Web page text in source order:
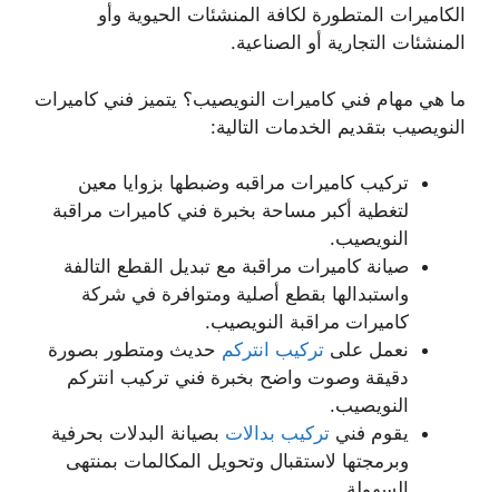
الكاميرات المتطورة لكافة المنشئات الحيوية وأو
المنشئات التجارية أو الصناعية.
ما هي مهام فني كاميرات النويصيب؟ يتميز فني كاميرات
النويصيب بتقديم الخدمات التالية:
تركيب كاميرات مراقبه وضبطها بزوايا معين
لتغطية أكبر مساحة بخبرة فني كاميرات مراقبة
النويصيب.
صيانة كاميرات مراقبة مع تبديل القطع التالفة
واستبدالها بقطع أصلية ومتوافرة في شركة
كاميرات مراقبة النويصيب.
نعمل على تركيب انتركم حديث ومتطور بصورة
دقيقة وصوت واضح بخبرة فني تركيب انتركم
النويصيب.
يقوم فني تركيب بدالات بصيانة البدلات بحرفية
وبرمجتها لاستقبال وتحويل المكالمات بمنتهى